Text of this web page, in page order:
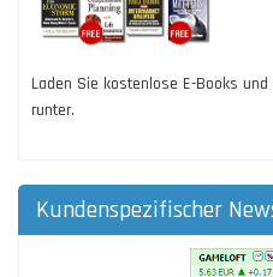
Laden Sie kostenlose E-Books
runter.
Kundenspezifischer